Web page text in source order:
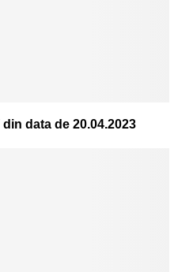
data de 20.04.2023